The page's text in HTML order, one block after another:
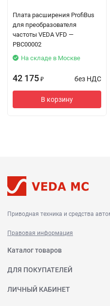
Плата расширения ProfiBus
для преобразователя
частоты VEDA VFD —
PBC00002
На складе в Москве
42 175 ₽ без НДС
В корзину
Приводная техника и средства
Правовая информация
Каталог товаров
ДЛЯ ПОКУПАТЕЛЕЙ
ЛИЧНЫЙ КАБИНЕТ